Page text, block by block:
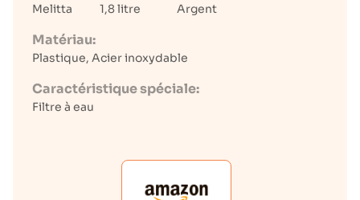
Melitta 1,8 litre Argent
Matériau:
Plastique, Acier inoxydable
Caractéristique spéciale:
Filtre à eau